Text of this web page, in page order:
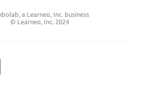
a Learneo, Inc. business
© Learneo, Inc. 2024